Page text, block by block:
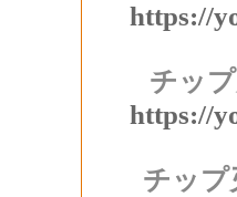
https://
チッ
https://
チップ